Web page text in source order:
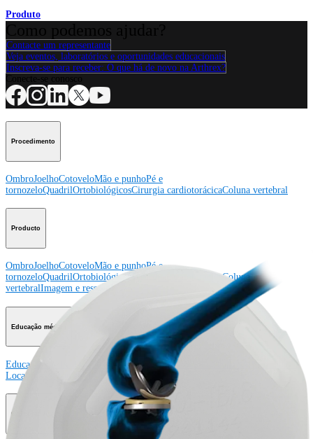
Produto
Contacte um representante
Veja eventos, laboratórios e oportunidades educacionais
Inscreva-se para receber: O que há de novo na Arthrex?
Procedimento
OmbroJoelhoCotoveloMão e punhoPé e
tornozeloQuadrilOrtobiológicosCirurgia cardiotorácicaColuna vertebral
Producto
OmbroJoelhoCotoveloMão e punhoPé e
tornozeloQuadrilOrtobiológicos Cirurgia cardiotorácicaColuna
vertebralImagem e ressecção
Educação médica
Educação médica Descrição dos cursosCalendário dos cursos
ArthroLab™ -
Locais
Nossa equipe de educação médica OrthoPedia
Corporativo